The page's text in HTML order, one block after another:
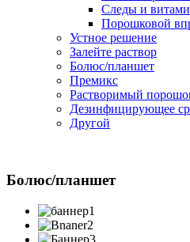
Следы и
Порошковой
Устное решение
Залейте раствор
Болюс/планшет
Премикс
Растворимый
Дезинфицирующее
Другой
Болюс/планшет